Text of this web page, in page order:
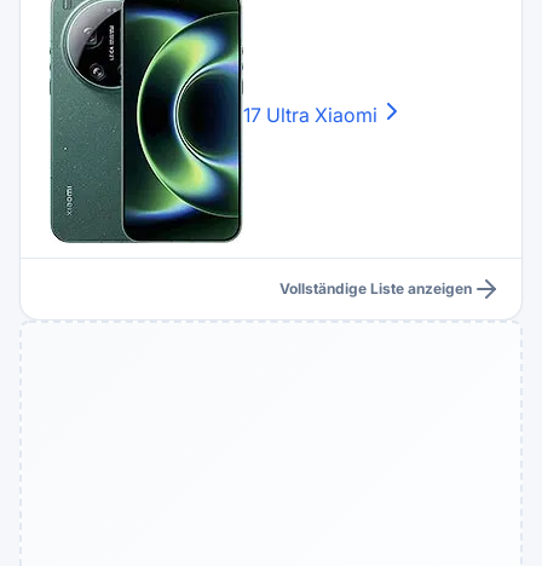
17 Ultra Xiaomi
Vollständige Liste anzeigen